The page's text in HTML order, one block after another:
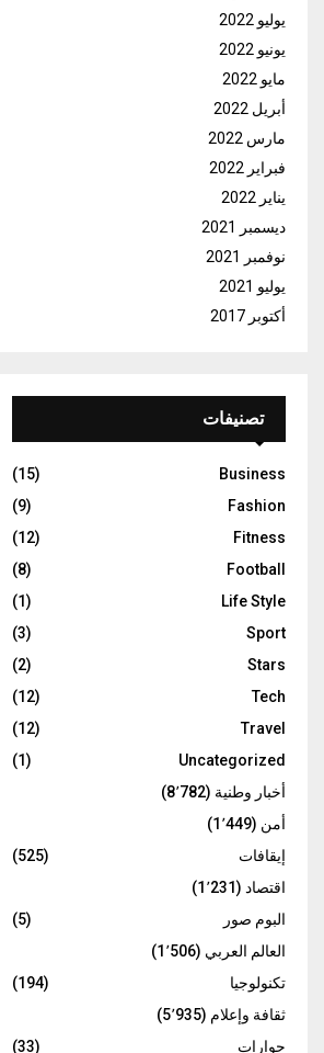
يوليو 2022
يونيو 2022
مايو 2022
أبريل 2022
مارس 2022
فبراير 2022
يناير 2022
ديسمبر 2021
نوفمبر 2021
يوليو 2021
أكتوبر 2017
تصنيفات
Business
(15)
Fashion
(9)
Fitness
(12)
Football
(8)
Life Style
(1)
Sport
(3)
Stars
(2)
Tech
(12)
Travel
(12)
Uncategorized
(1)
أخبار وطنية (8٬782)
أمن (1٬449)
إيقافات
(525)
اقتصاد (1٬231)
البوم صور
(5)
العالم العربي (1٬506)
تكنولوجيا
(194)
ثقافة وإعلام (5٬935)
حوارات
(33)